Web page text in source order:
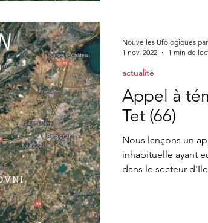
Appel à
Tet (66)
Nous lançons un
inhabituelle ayant
dans le secteur d'Ile
actualité
Nouvelles Ufologiques
1 nov. 2022
1 min de